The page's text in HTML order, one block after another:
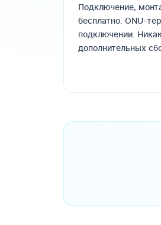
Подключение,
бесплатно. ONU-
подключении.
дополнительных